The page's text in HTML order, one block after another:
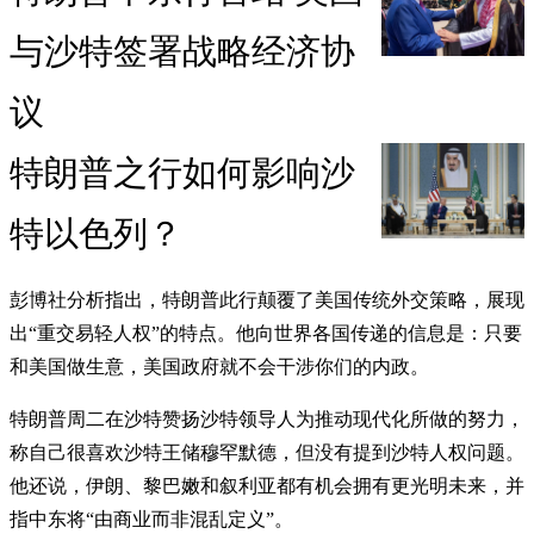
与沙特签署战略经济协
议
特朗普之行如何影响沙
特以色列？
彭博社分析指出，特朗普此行颠覆了美国传统外交策略，展现
出“重交易轻人权”的特点。他向世界各国传递的信息是：只要
和美国做生意，美国政府就不会干涉你们的内政。
特朗普周二在沙特赞扬沙特领导人为推动现代化所做的努力，
称自己很喜欢沙特王储穆罕默德，但没有提到沙特人权问题。
他还说，伊朗、黎巴嫩和叙利亚都有机会拥有更光明未来，并
指中东将“由商业而非混乱定义”。